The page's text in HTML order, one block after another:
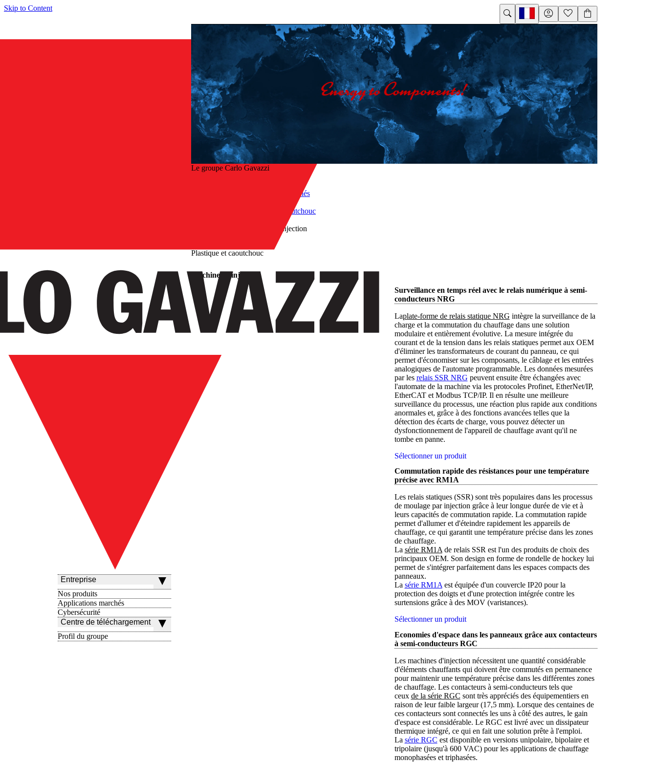
Skip to Content
Entreprise
Nos produits
Applications marchés
Cybersécurité
Centre de téléchargement
Profil du groupe
Le groupe Carlo Gavazzi
Applications marchés
Plastique et caoutchouc
Machines d'injection
Plastique et caoutchouc
Machines d'injection
Surveillance en temps réel avec le relais numérique à semi-
conducteurs NRG
Laplate-forme de relais statique NRG intègre la surveillance de la
charge et la commutation du chauffage dans une solution
modulaire et entièrement évolutive. La mesure intégrée du
courant et de la tension dans les relais statiques permet aux OEM
d'éliminer les transformateurs de courant du panneau, ce qui
permet d'économiser sur les composants, le câblage et les entrées
analogiques de l'automate programmable. Les données mesurées
par les relais SSR NRG peuvent ensuite être échangées avec
l'automate de la machine via les protocoles Profinet, EtherNet/IP,
EtherCAT et Modbus TCP/IP. Il en résulte une meilleure
surveillance du processus, une réaction plus rapide aux conditions
anormales et, grâce à des fonctions avancées telles que la
détection des écarts de charge, vous pouvez détecter un
dysfonctionnement de l'appareil de chauffage avant qu'il ne
tombe en panne.
Sélectionner un produit
Commutation rapide des résistances pour une température
précise avec RM1A
Les relais statiques (SSR) sont très populaires dans les processus
de moulage par injection grâce à leur longue durée de vie et à
leurs capacités de commutation rapide. La commutation rapide
permet d'allumer et d'éteindre rapidement les appareils de
chauffage, ce qui garantit une température précise dans les zones
de chauffage.
La série RM1A de relais SSR est l'un des produits de choix des
principaux OEM. Son design en forme de rondelle de hockey lui
permet de s'intégrer parfaitement dans les espaces compacts des
panneaux.
La série RM1A est équipée d'un couvercle IP20 pour la
protection des doigts et d'une protection intégrée contre les
surtensions grâce à des MOV (varistances).
Sélectionner un produit
Economies d'espace dans les panneaux grâce aux contacteurs
à semi-conducteurs RGC
Les machines d'injection nécessitent une quantité considérable
d'éléments chauffants qui doivent être commutés en permanence
pour maintenir une température précise dans les différentes zones
de chauffage. Les contacteurs à semi-conducteurs tels que
ceux de la série RGC sont très appréciés des équipementiers en
raison de leur faible largeur (17,5 mm). Lorsque des centaines de
ces contacteurs sont connectés les uns à côté des autres, le gain
d'espace est considérable. Le RGC est livré avec un dissipateur
thermique intégré, ce qui en fait une solution prête à l'emploi.
La série RGC est disponible en versions unipolaire, bipolaire et
tripolaire (jusqu'à 600 VAC) pour les applications de chauffage
monophasées et triphasées.